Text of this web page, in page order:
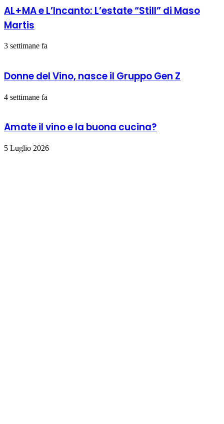
AL+MA e L’Incanto: L’estate “Still” di Maso
Martis
3 settimane fa
Donne del Vino, nasce il Gruppo Gen Z
4 settimane fa
Amate il vino e la buona cucina?
5 Luglio 2026